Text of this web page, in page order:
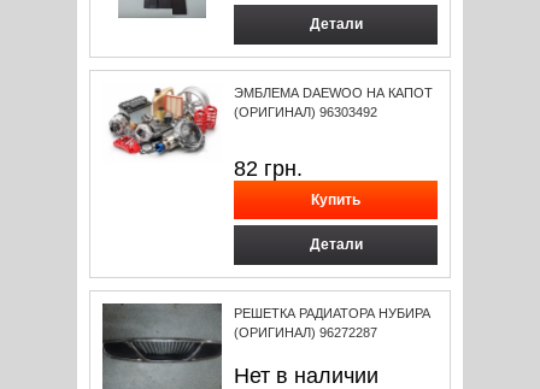
Детали
ЭМБЛЕМА DAEWOO НА КАПОТ
(ОРИГИНАЛ) 96303492
82 грн.
Детали
РЕШЕТКА РАДИАТОРА НУБИРА
(ОРИГИНАЛ) 96272287
Нет в наличии